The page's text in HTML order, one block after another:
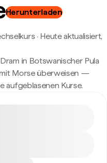
Herunterladen
· Heute aktualisiert,
in Botswanischer Pula
Morse überweisen —
aufgeblasenen Kurse.